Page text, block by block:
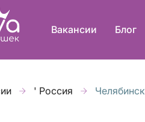
Вакансии Блог
' Россия Челябинск